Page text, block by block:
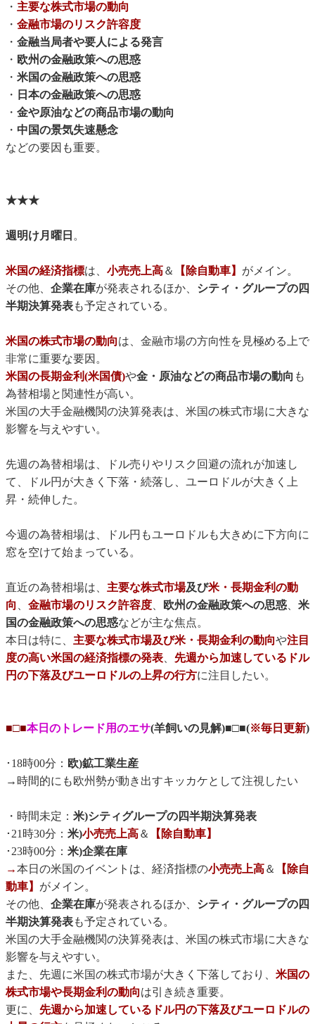
・ 主要な株式市場の動向
・ 金融市場のリスク許容度
・ 金融当局者や要人による発言
・ 欧州の金融政策への思惑
・ 米国の金融政策への思惑
・ 日本の金融政策への思惑
・ 金や原油などの商品市場の動向
・ 中国の景気失速懸念
などの要因も重要。
★★★
週明け月曜日 。
米国の経済指標は、 小売売上高＆ 【除自動車】 がメイン。
その他、 企業在庫が発表されるほか、 シティ・グループの四
半期決算発表も予定されている。
米国の株式市場の動向は、金融市場の方向性を見極める上で
非常に重要な要因。
米国の長期金利(米国債)や金・原油などの商品市場の動向 も
為替相場と関連性が高い。
米国の大手金融機関の決算発表は、米国の株式市場に大きな
影響を与えやすい。
先週の為替相場は、ドル売りやリスク回避の流れが加速し
て、ドル円が大きく下落・続落し、ユーロドルが大きく上
昇・続伸した。
今週の為替相場は、ドル円もユーロドルも大きめに下方向に
窓を空けて始まっている。
直近の為替相場は、 主要な株式市場及び米・長期金利の動
向 、 金融市場のリスク許容度、 欧州の金融政策への思惑、 米
国の金融政策への思惑などが主な焦点。
本日は特に、 主要な株式市場及び米・長期金利の動向や注目
度の高い米国の経済指標の発表、 先週から加速しているドル
円の下落及びユーロドルの上昇の行方に注目したい。
■□■本日のトレード用のエサ(羊飼いの見解)■□■(※毎日更新)
･18時00分： 欧)鉱工業生産
→ 時間的にも欧州勢が動き出すキッカケとして注視したい
・時間未定： 米)シティグループの四半期決算発表
･21時30分： 米)小売売上高＆
【除自動車】
･23時00分： 米)企業在庫
→本日の米国のイベントは、経済指標の小売売上高＆
【除自
動車】 がメイン。
その他、 企業在庫が発表されるほか、 シティ・グループの四
半期決算発表も予定されている。
米国の大手金融機関の決算発表は、米国の株式市場に大きな
影響を与えやすい。
また、先週に米国の株式市場が大きく下落しており、 米国の
株式市場や長期金利の動向は引き続き重要。
更に、 先週から加速しているドル円の下落及びユーロドルの